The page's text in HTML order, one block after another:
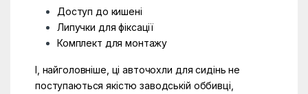
Доступ до кишені
Липучки для фіксації
Комплект для монтажу
І, найголовніше, ці авточохли для сидінь не
поступаються якістю заводській оббивці,